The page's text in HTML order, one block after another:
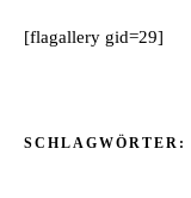
[flagallery gid=29]
SCHLAGWÖRTER: